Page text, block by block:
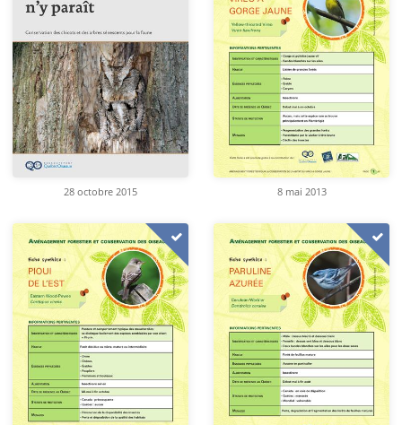
28 octobre 2015 8 mai 2013